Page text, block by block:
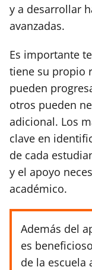
y a desarrollar
avanzadas.
Es importante
tiene su propio
pueden
otros pueden
adicional. Los
clave en
de cada
y el apoyo
académico.
Además del
es
de la escuela